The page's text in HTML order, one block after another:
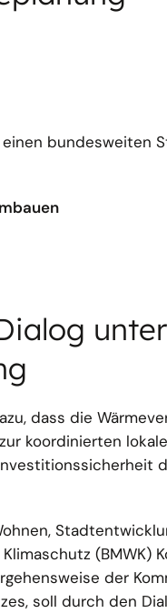
bundesweiten
dass die
koordinierten
(BMWK)
der
soll durch den